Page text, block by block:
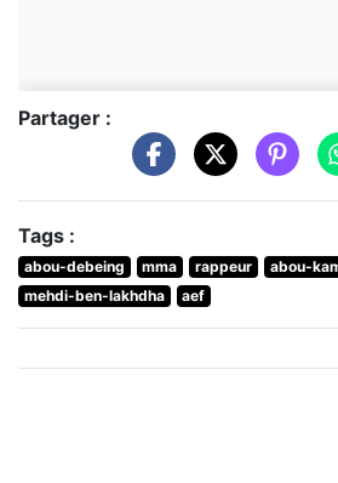
Partager :
Tags :
abou-debeing mma rappeur
abou-
mehdi-ben-lakhdha
aef